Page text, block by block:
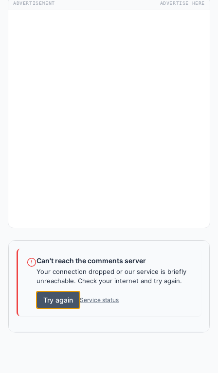
ADVERTISEMENT ADVERTISE HERE
Can't reach the comments server
Your connection dropped or our service is briefly
unreachable. Check your internet and try again.
Try again Service status